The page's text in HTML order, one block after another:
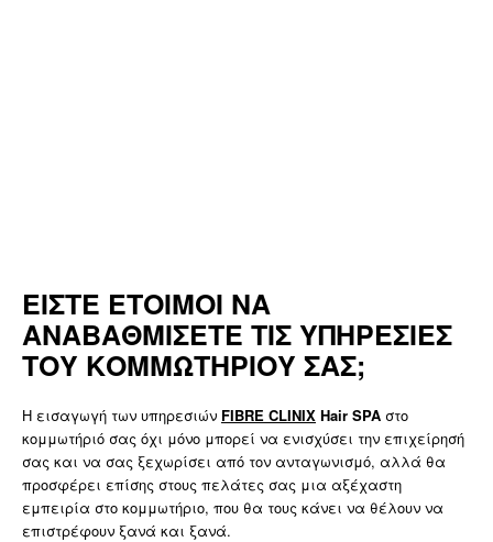
ΕΙΣΤΕ ΕΤΟΙΜΟΙ ΝΑ
ΑΝΑΒΑΘΜΙΣΕΤΕ ΤΙΣ ΥΠΗΡΕΣΙΕΣ
ΤΟΥ ΚΟΜΜΩΤΗΡΙΟΥ ΣΑΣ;
Η εισαγωγή των υπηρεσιών FIBRE CLINIX Hair SPA στο
κομμωτήριό σας όχι μόνο μπορεί να ενισχύσει την επιχείρησή
σας και να σας ξεχωρίσει από τον ανταγωνισμό, αλλά θα
προσφέρει επίσης στους πελάτες σας μια αξέχαστη
εμπειρία στο κομμωτήριο, που θα τους κάνει να θέλουν να
επιστρέφουν ξανά και ξανά.